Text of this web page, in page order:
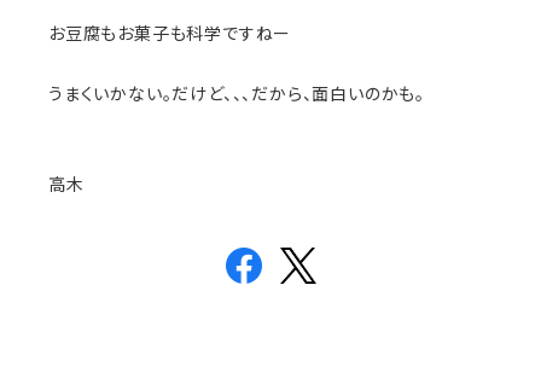
お豆腐もお菓子も科学ですねー
うまくいかない。だけど、、、だから、面白いのかも。
高木